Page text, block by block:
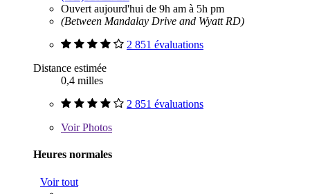
Ouvert aujourd'hui de 9h am à 5h pm
(Between Mandalay Drive and Wyatt RD)
2 851 évaluations
Distance estimée
0,4 milles
2 851 évaluations
VoirPhotos
Heures normales
Voir tout